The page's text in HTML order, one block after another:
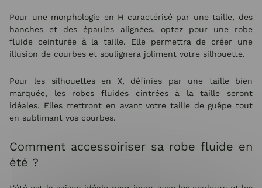
Pour une morphologie en H caractérisé par une taille, des
hanches et des épaules alignées, optez pour une robe
fluide ceinturée à la taille. Elle permettra de créer une
illusion de courbes et soulignera joliment votre silhouette.
Pour les silhouettes en X, définies par une taille bien
marquée, les robes fluides cintrées à la taille seront
idéales. Elles mettront en avant votre taille de guêpe tout
en sublimant vos courbes.
Comment accessoiriser sa robe fluide en
été ?